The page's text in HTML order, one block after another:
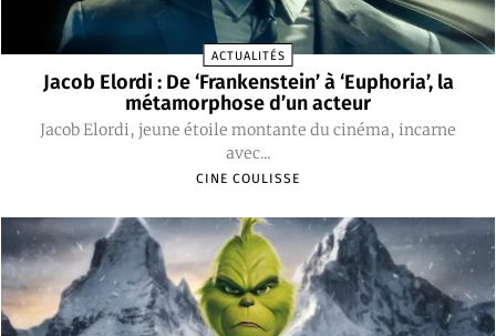
ACTUALITÉS
Jacob Elordi : De ‘Frankenstein’ à ‘Euphoria’, la
métamorphose d’un acteur
Jacob Elordi, jeune étoile montante du cinéma, incarne
avec...
CINE COULISSE